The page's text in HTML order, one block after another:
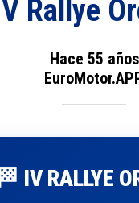
IV Rallye
Hace 55 años
🏁 IV RALLYE